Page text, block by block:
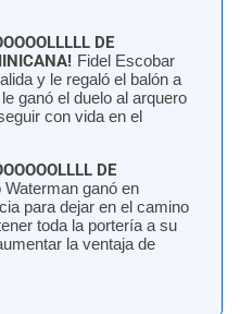
DE
Fidel Escobar
y le regaló el balón a
ganó el duelo al arquero
con vida en el
DE
Waterman ganó en
para dejar en el camino
toda la portería a su
la ventaja de